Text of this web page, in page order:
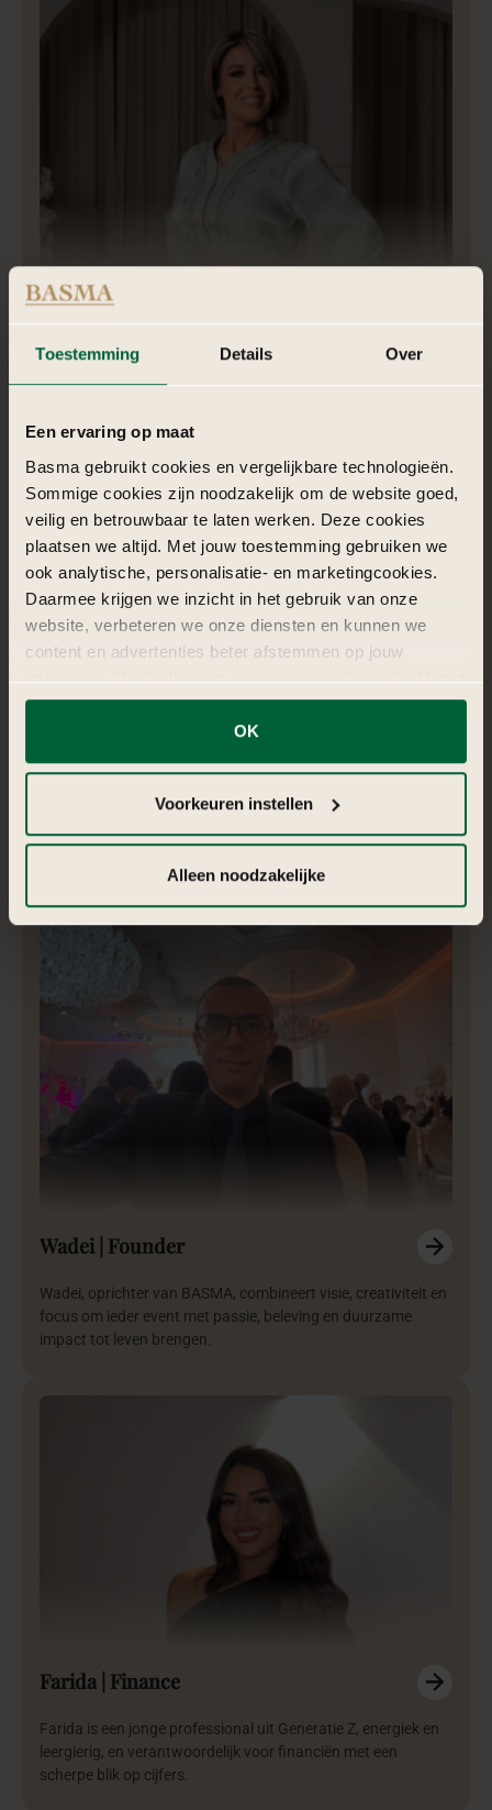
Toestemming Details Over
Een ervaring op maat
Basma gebruikt cookies en vergelijkbare technologieën.
Sommige cookies zijn noodzakelijk om de website goed,
veilig en betrouwbaar te laten werken. Deze cookies
plaatsen we altijd. Met jouw toestemming gebruiken we
ook analytische, personalisatie- en marketingcookies.
Daarmee krijgen we inzicht in het gebruik van onze
website, verbeteren we onze diensten en kunnen we
content en advertenties beter afstemmen op jouw
interesses. Hierbij kunnen gegevens worden gedeeld met
externe partners.
Klik op ‘OK’ om alle cookies te accepteren. Kies ‘Alleen
staan. Via ‘Voorkeuren instellen’ kun je per categorie
kiezen welke cookies je accepteert. Je kunt je keuze op
de kleine letters
OK
Voorkeuren instellen
Alleen noodzakelijke
Nadia | Styliste
Nadia is een krachtige Generation X powerwoman, gedreven,
Inas behoort tot een nieuwe generatie makers: creatief,
begint bij toewijding.
Wadei | Founder
Wadei, oprichter van BASMA, combineert visie, creativiteit en
focus om ieder event met passie, beleving en duurzame
impact tot leven brengen.
Farida | Finance
Farida is een jonge professional uit Generatie Z, energiek en
leergierig, en verantwoordelijk voor financiën met een
scherpe blik op cijfers.